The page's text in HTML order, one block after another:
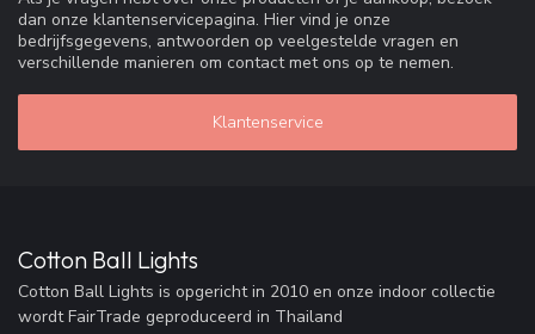
dan onze klantenservicepagina. Hier vind je onze
bedrijfsgegevens, antwoorden op veelgestelde vragen en
verschillende manieren om contact met ons op te nemen.
Klantenservice
Cotton Ball Lights
Cotton Ball Lights is opgericht in 2010 en onze indoor collectie
wordt FairTrade geproduceerd in Thailand